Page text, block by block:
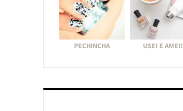
PECHINCHA USEI E AMEI!